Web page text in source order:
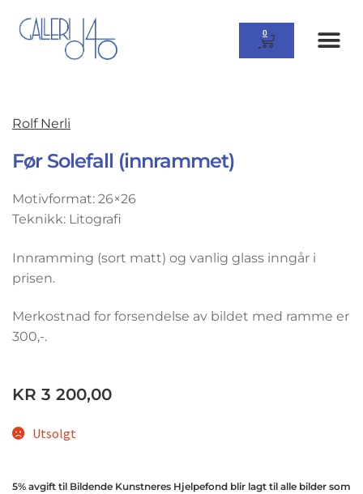
0
Rolf Nerli
Før Solefall (innrammet)
Motivformat: 26×26
Teknikk: Litografi
Innramming (sort matt) og vanlig glass inngår i
prisen.
Merkostnad for forsendelse av bildet med ramme er
300,-.
KR 3 200,00
Utsolgt
5% avgift til Bildende Kunstneres Hjelpefond blir lagt til alle bilder som